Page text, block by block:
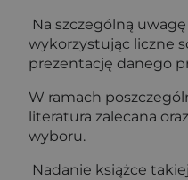
Na szczególną
wykorzystując liczne
prezentację danego
W ramach
literatura zalecana
wyboru.
Nadanie książce